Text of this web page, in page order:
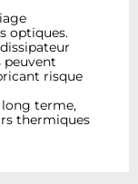
optiques.
peuvent
risque
terme,
thermiques